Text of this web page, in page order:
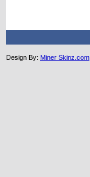
Design By: Miner Skinz.com